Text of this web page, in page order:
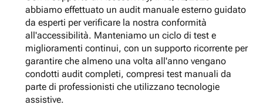
abbiamo effettuato un audit manuale esterno guidato
da esperti per verificare la nostra conformità
all'accessibilità. Manteniamo un ciclo di test e
miglioramenti continui, con un supporto ricorrente per
garantire che almeno una volta all'anno vengano
condotti audit completi, compresi test manuali da
parte di professionisti che utilizzano tecnologie
assistive.